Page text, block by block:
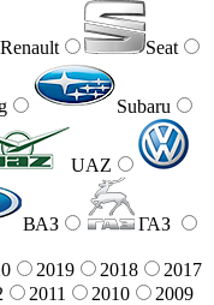
Renault Seat
Subaru
UAZ
ВАЗ
ГАЗ
2019 2018
2017
2011 2010
2009